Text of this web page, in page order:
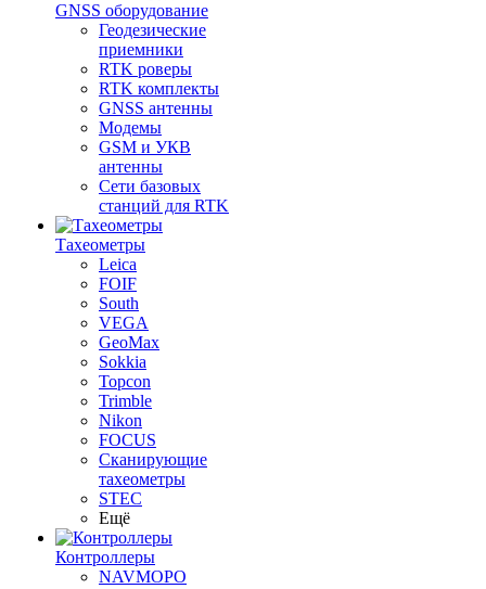
GNSS оборудование
Геодезические
приемники
RTK роверы
RTK комплекты
GNSS антенны
Модемы
GSM и УКВ
антенны
Сети базовых
станций для RTK
Тахеометры
Leica
FOIF
South
VEGA
GeoMax
Sokkia
Topcon
Trimble
Nikon
FOCUS
Сканирующие
тахеометры
STEC
Ещё
Контроллеры
NAVMOPO